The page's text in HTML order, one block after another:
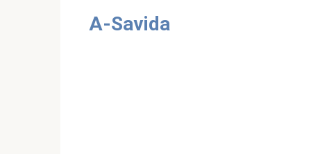
A-Savida